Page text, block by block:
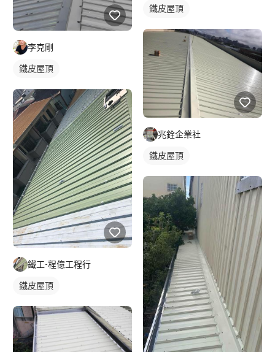
李克剛
鐵皮屋頂
鐵工-程億工程行
鐵皮屋頂
鐵皮屋頂
兆銓企業社
鐵皮屋頂